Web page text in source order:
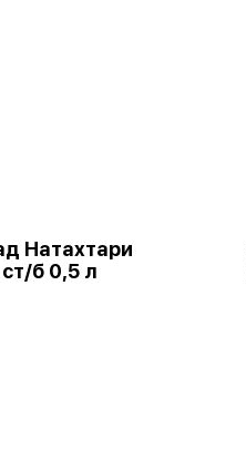
Натахтари
б 0,5 л